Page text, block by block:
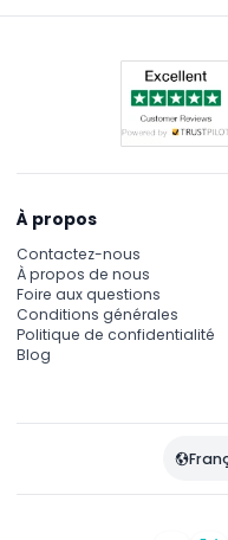
À propos
Contactez-nous
À propos de nous
Foire aux questions
Conditions générales
Politique de confidentialité
Blog